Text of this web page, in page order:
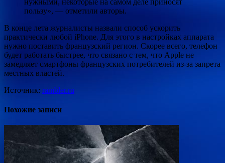
пользу», — отметили авторы.
В конце лета журналисты назвали способ ускорить
практически любой iPhone. Для этого в настройках аппарата
нужно поставить французский регион. Скорее всего, телефон
будет работать быстрее, что связано с тем, что Apple не
замедляет смартфоны французских потребителей из-за запрета
местных властей.
Источник: rambler.ru
Похожие записи